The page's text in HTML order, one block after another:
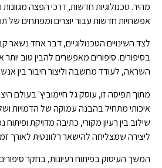
מהיר. טכנולוגיות חדשות, דרכי הפצה מגוונות
אפשרויות חדשות עבור יוצרים ומפתחים של
לצד השינויים הטכנולוגיים, דבר אחד נשאר
בסיפורים. סיפורים מאפשרים להבין טוב
השראה, לעודד מחשבה וליצור חיבור בין
מתוך תפיסה זו, עוסק גל חיימוביץ' בעולם
איכותי מתחיל בהבנה עמוקה של הדמויות
שילוב בין רעיון מקורי, כתיבה מדויקת
ליצירה שמצליחה להישאר רלוונטית לאורך
המשך העיסוק בפיתוח רעיונות, בחקר סיפורים